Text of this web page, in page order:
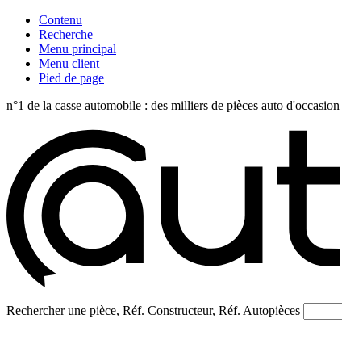
Contenu
Recherche
Menu principal
Menu client
Pied de page
n°1 de la casse automobile : des milliers de pièces auto
Rechercher une pièce, Réf. Constructeur, Réf. Autopièces